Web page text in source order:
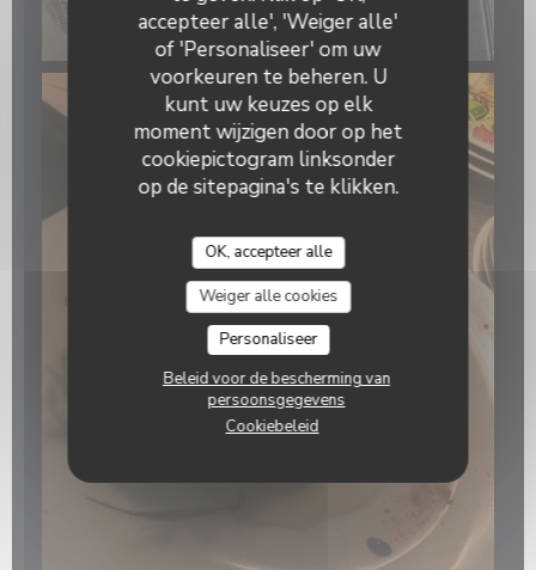
accepteer alle', 'Weiger alle'
of 'Personaliseer' om uw
voorkeuren te beheren. U
kunt uw keuzes op elk
moment wijzigen door op het
cookiepictogram linksonder
op de sitepagina's te klikken.
OK, accepteer alle
Weiger alle cookies
Personaliseer
Beleid voor de bescherming van
persoonsgegevens
Cookiebeleid